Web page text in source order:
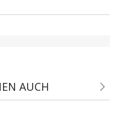
AUCH